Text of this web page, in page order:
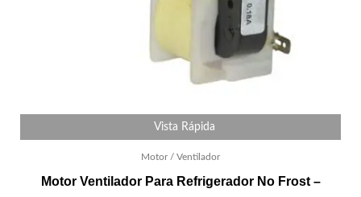
Vista Rápida
Motor / Ventilador
Motor Ventilador Para Refrigerador No Frost –